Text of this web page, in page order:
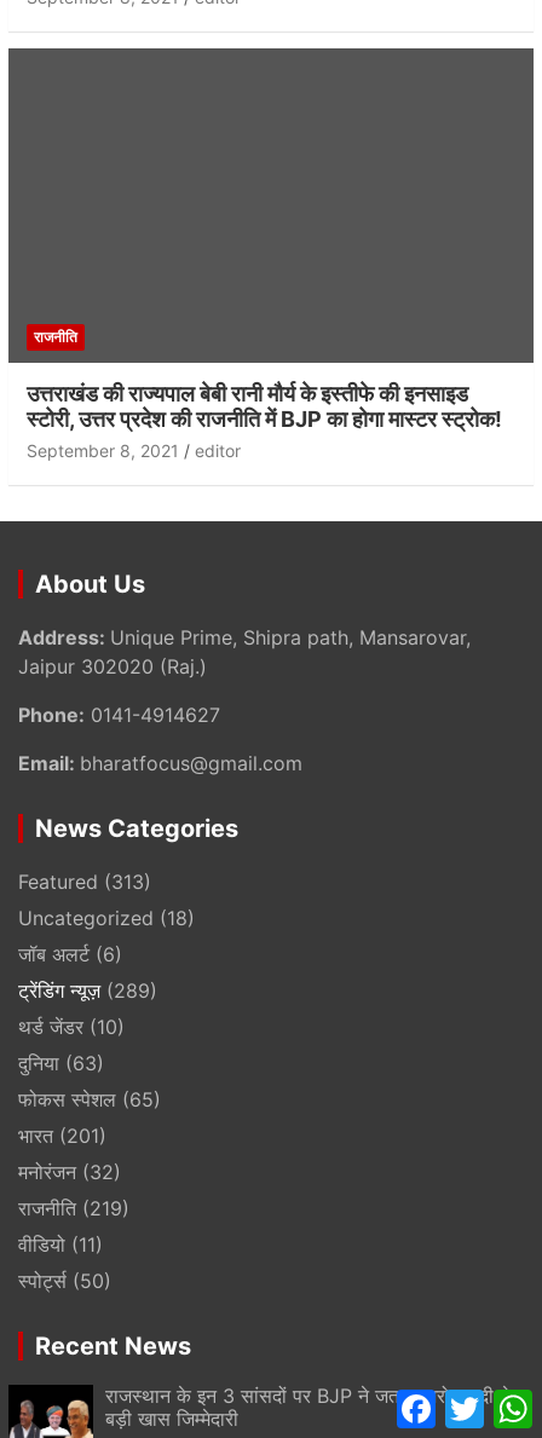
राजनीति
उत्तराखंड की राज्यपाल बेबी रानी मौर्य के इस्तीफे की इनसाइड
स्टोरी, उत्तर प्रदेश की राजनीति में BJP का होगा मास्टर स्ट्रोक!
September 8, 2021 editor
About Us
Address: Unique Prime, Shipra path, Mansarovar,
Jaipur 302020 (Raj.)
Phone: 0141-4914627
Email: bharatfocus@gmail.com
News Categories
Featured (313)
Uncategorized (18)
जॉब अलर्ट(6)
ट्रेंडिंग न्यूज़(289)
थर्ड जेंडर (10)
दुनिया (63)
फोकस स्पेशल (65)
भारत (201)
मनोरंजन(32)
राजनीति (219)
वीडियो (11)
स्पोर्ट्स (50)
Recent News
राजस्थान के इन 3 सांसदों पर BJP ने जताया भरोसा, दी ये
बड़ी खास जिम्मेदारी
F
a
T
w